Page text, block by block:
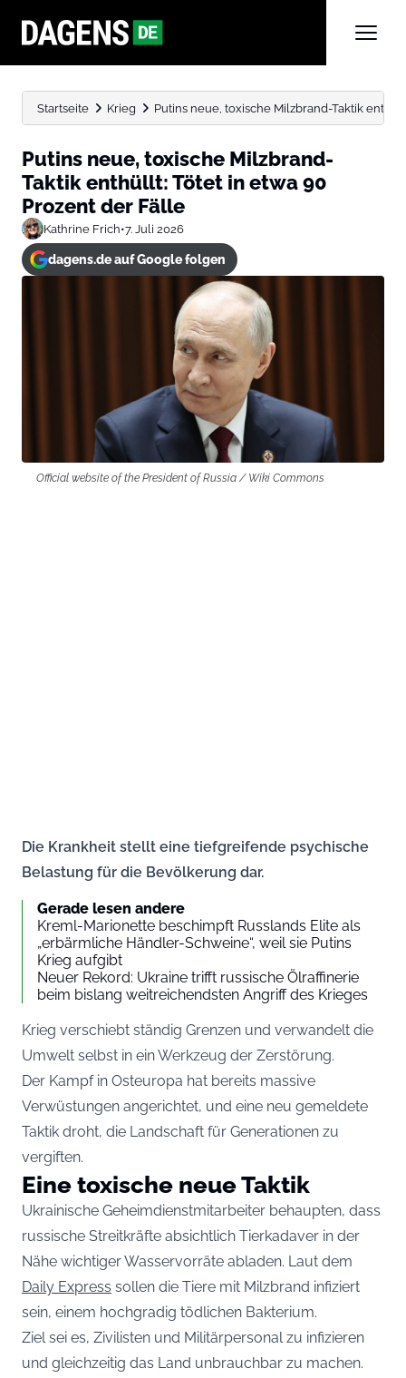
Startseite Krieg Putins neue, toxische Milzbrand-Taktik
Putins neue, toxische Milzbrand-
Taktik enthüllt: Tötet in etwa 90
Prozent der Fälle
Kathrine Frich•7. Juli 2026
dagens.de auf Google folgen
Official website of the President of Russia / Wiki Commons
Die Krankheit stellt eine tiefgreifende psychische
Belastung für die Bevölkerung dar.
Gerade lesen andere
Kreml-Marionette beschimpft Russlands Elite als
„erbärmliche Händler-Schweine“, weil sie Putins
Krieg aufgibt
Neuer Rekord: Ukraine trifft russische Ölraffinerie
beim bislang weitreichendsten Angriff des Krieges
Krieg verschiebt ständig Grenzen und verwandelt die
Umwelt selbst in ein Werkzeug der Zerstörung.
Der Kampf in Osteuropa hat bereits massive
Verwüstungen angerichtet, und eine neu gemeldete
Taktik droht, die Landschaft für Generationen zu
vergiften.
Eine toxische neue Taktik
Ukrainische Geheimdienstmitarbeiter behaupten, dass
russische Streitkräfte absichtlich Tierkadaver in der
Nähe wichtiger Wasservorräte abladen. Laut dem
Daily Express sollen die Tiere mit Milzbrand infiziert
sein, einem hochgradig tödlichen Bakterium.
Ziel sei es, Zivilisten und Militärpersonal zu infizieren
und gleichzeitig das Land unbrauchbar zu machen.